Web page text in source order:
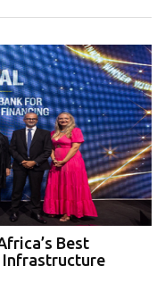
Best
Infrastructure